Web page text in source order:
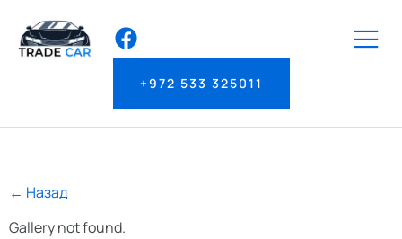
+972 533 325011
← Назад
Gallery not found.